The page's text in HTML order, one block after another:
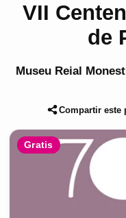
VII
de
Museu Reial
Compartir este
Gratis